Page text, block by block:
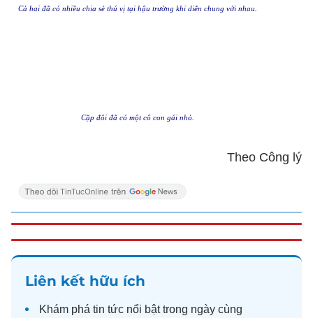
Cả hai đã có nhiều chia sẻ thú vị tại hậu trường khi diễn chung với nhau.
Cặp đôi đã có một cô con gái nhỏ.
Theo Công lý
Liên kết hữu ích
Khám phá tin tức nổi bật trong ngày cùng